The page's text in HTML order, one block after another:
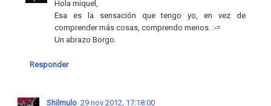
Hola miquel,
Esa es la sensación que tengo yo, en vez de
comprender más cosas, comprendo menos. :-=
Un abrazo Borgo.
Responder
Shilmulo 29 nov 2012, 17:18:00